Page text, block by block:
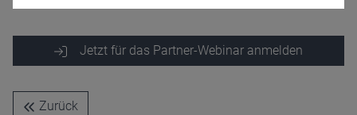
Jetzt für das Partner-Webinar anmelden
Zurück